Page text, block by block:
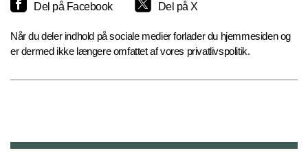
Del på Facebook Del på X
Når du deler indhold på sociale medier forlader du hjemmesiden og
er dermed ikke længere omfattet af vores privatlivspolitik.